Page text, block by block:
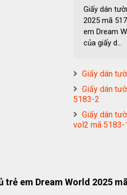
Giấy dán
2025 mã
em Dream
của giấy d...
Giấy dán
Giấy dán
5183-2
Giấy dán
vol2 mã 5183-
trẻ em Dream World 2025